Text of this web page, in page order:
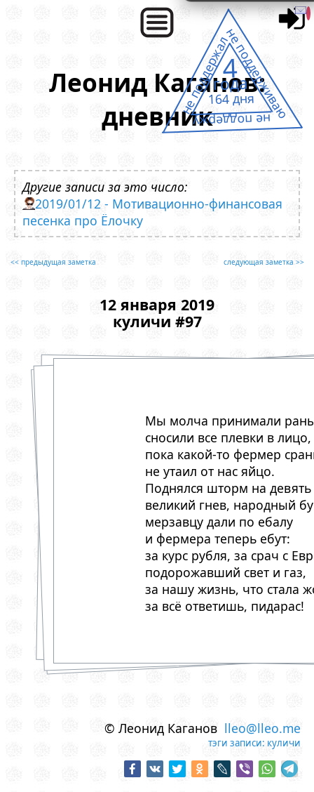
Леонид Каганов:
дневник
Другие записи за это число:
2019/01/12 - Мотивационно-финансовая
песенка про Ёлочку
<< предыдущая заметка следующая заметка >>
12 января 2019
куличи #97
Мы молча принимали
сносили все плевки в лицо,
пока какой-то фермер
не утаил от нас яйцо.
Поднялся шторм на
великий гнев, народный
мерзавцу дали по ебалу
и фермера теперь ебут:
за курс рубля, за срач с
подорожавший свет и газ,
за нашу жизнь, что стала
за всё ответишь, пидарас!
© Леонид Каганов lleo@lleo.me
тэги записи: куличи
не поддержалне поддерживаю
не поддержу
4
года
164 дня